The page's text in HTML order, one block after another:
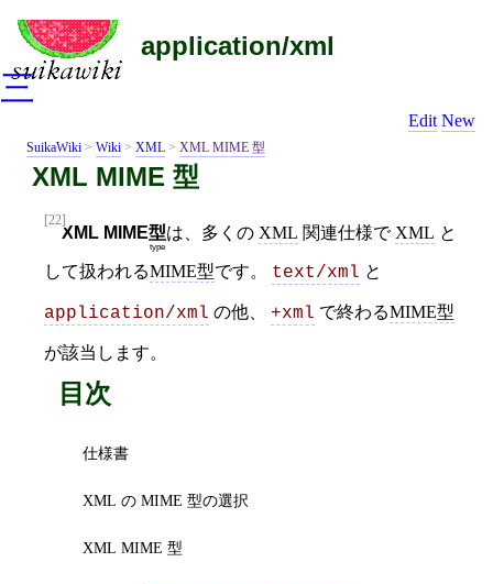
application/xml
Edit New
SuikaWiki > Wiki > XML > XML MIME 型
XML MIME 型
[22]
XML MIME型
type
は、多くの XML 関連仕様で XML と
して扱われるMIME型です。 text/xml と
application/xml の他、 +xml で終わるMIME型
が該当します。
目次
仕様書
XML の MIME 型の選択
XML MIME 型
三